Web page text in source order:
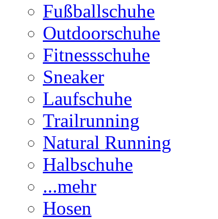
Fußballschuhe
Outdoorschuhe
Fitnessschuhe
Sneaker
Laufschuhe
Trailrunning
Natural Running
Halbschuhe
...mehr
Hosen